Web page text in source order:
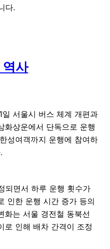
다.
사
서울시 버스 체계 개편과
화상운에서 단독으로 운행
성여객까지 운행에 참여하
되면서 하루 운행 횟수가
인한 운행 시간 증가 등의
화는 서울 경전철 동북선
로 인해 배차 간격이 조정